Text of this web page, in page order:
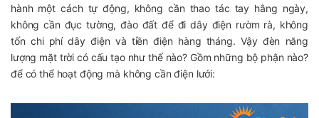
hành một cách tự động, không cần thao tác tay hằng ngày,
không cần đục tường, đào đất để đi dây điện rườm rà, không
tốn chi phí dây điện và tiền điện hàng tháng. Vậy đèn năng
lượng mặt trời có cấu tạo như thế nào? Gồm những bộ phận nào?
để có thể hoạt động mà không cần điện lưới: